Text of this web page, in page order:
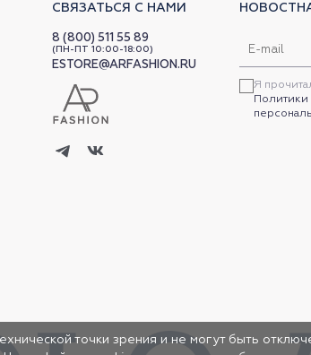
СВЯЗАТЬСЯ С НАМИ
8 (800) 511 55 89
(ПН-ПТ 10:00-18:00)
ESTORE@ARFASHION.RU
Я
Политики
точки зрения и не могут быть